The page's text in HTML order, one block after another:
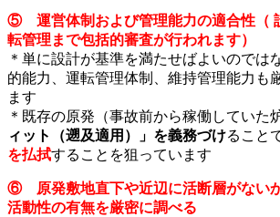
⑤ 運営体制および管理能力の適合性（
転管理まで包括的審査が行われます）
＊単に設計が基準を満たせばよいのでは
的能力、運転管理体制、維持管理能力も
ます
＊既存の原発（事故前から稼働していた
ィット（遡及適用）」を義務づけること
を払拭することを狙っています
⑥ 原発敷地直下や近辺に活断層がない
活動性の有無を厳密に調べる